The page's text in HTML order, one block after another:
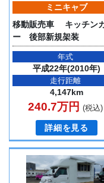
ミニキャブ
移動販売車 キッチン
ー 後部新規架装
年式
平成22年(2010年)
走行距離
4,147km
240.7万円 (税込)
詳細を見る